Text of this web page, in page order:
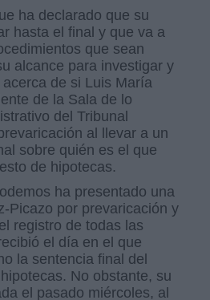
ha declarado que su
hasta el final y que va a
que sean
alcance para investigar y
de si Luis María
de la Sala de lo
del Tribunal
al llevar a un
sobre quién es el que
de hipotecas.
ha presentado una
Picazo por prevaricación y
registro de todas las
el día en el que
la sentencia final del
No obstante, su
el pasado miércoles, al